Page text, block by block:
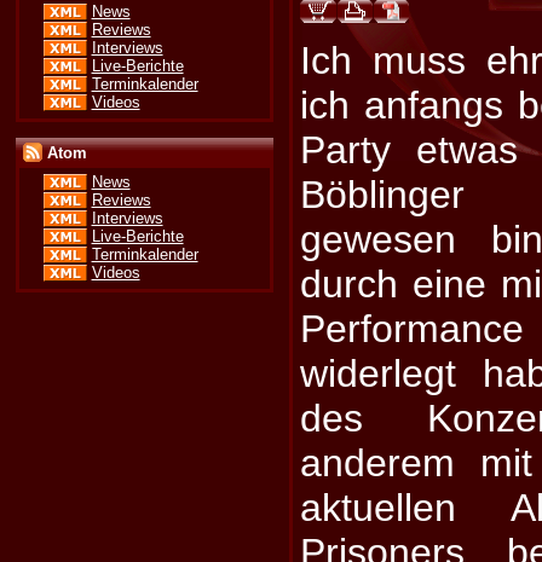
News
Reviews
Interviews
Live-Berichte
Terminkalender
Videos
Atom
News
Reviews
Interviews
Live-Berichte
Terminkalender
Videos
Ich muss
ich anfangs
Party etwas
Böblinger
gewesen
durch eine
widerlegt
des
anderem
aktuellen
Prisoners